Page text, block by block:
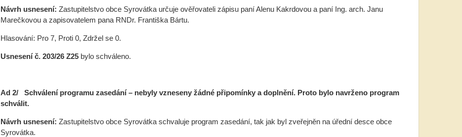
Návrh usnesení: Zastupitelstvo obce Syrovátka určuje ověřovateli zápisu paní Alenu Kakrdovou a paní Ing. arch. Janu
Marečkovou a zapisovatelem pana RNDr. Františka Bártu.
Hlasování: Pro 7, Proti 0, Zdržel se 0.
Usnesení č. 203/26 Z25 bylo schváleno.
Ad 2/
Schválení programu zasedání – nebyly vzneseny žádné připomínky a doplnění. Proto bylo navrženo program
schválit.
Návrh usnesení: Zastupitelstvo obce Syrovátka schvaluje program zasedání, tak jak byl zveřejněn na úřední desce obce
Syrovátka.